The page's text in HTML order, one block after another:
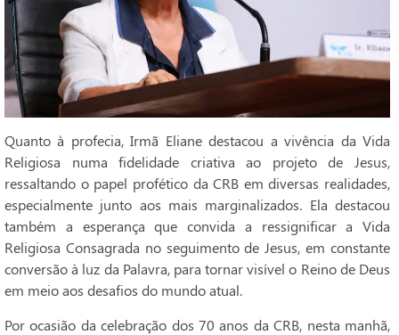
Quanto à profecia, Irmã Eliane destacou a vivência da Vida
Religiosa numa fidelidade criativa ao projeto de Jesus,
ressaltando o papel profético da CRB em diversas realidades,
especialmente junto aos mais marginalizados. Ela destacou
também a esperança que convida a ressignificar a Vida
Religiosa Consagrada no seguimento de Jesus, em constante
conversão à luz da Palavra, para tornar visível o Reino de Deus
em meio aos desafios do mundo atual.
Por ocasião da celebração dos 70 anos da CRB, nesta manhã,